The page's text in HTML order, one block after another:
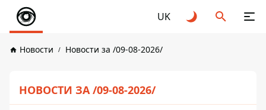
UK
Новости Новости за /09-08-2026/
НОВОСТИ ЗА /09-08-2026/